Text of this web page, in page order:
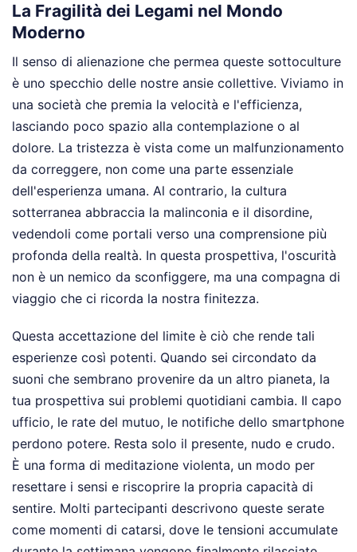
La Fragilità dei Legami nel Mondo
Moderno
Il senso di alienazione che permea queste sottoculture
è uno specchio delle nostre ansie collettive. Viviamo in
una società che premia la velocità e l'efficienza,
lasciando poco spazio alla contemplazione o al
dolore. La tristezza è vista come un malfunzionamento
da correggere, non come una parte essenziale
dell'esperienza umana. Al contrario, la cultura
sotterranea abbraccia la malinconia e il disordine,
vedendoli come portali verso una comprensione più
profonda della realtà. In questa prospettiva, l'oscurità
non è un nemico da sconfiggere, ma una compagna di
viaggio che ci ricorda la nostra finitezza.
Questa accettazione del limite è ciò che rende tali
esperienze così potenti. Quando sei circondato da
suoni che sembrano provenire da un altro pianeta, la
tua prospettiva sui problemi quotidiani cambia. Il capo
ufficio, le rate del mutuo, le notifiche dello smartphone
perdono potere. Resta solo il presente, nudo e crudo.
È una forma di meditazione violenta, un modo per
resettare i sensi e riscoprire la propria capacità di
sentire. Molti partecipanti descrivono queste serate
come momenti di catarsi, dove le tensioni accumulate